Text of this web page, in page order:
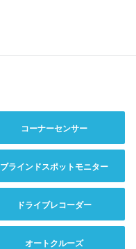
コーナーセンサー
ブラインドスポットモニター
ドライブレコーダー
オートクルーズ